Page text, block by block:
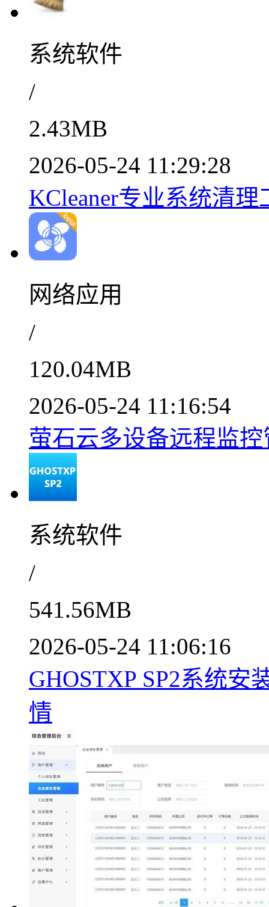
系统软件
/
2.43MB
2026-05-24 11:29:28
KCleaner专业系统清
网络应用
/
120.04MB
2026-05-24 11:16:54
萤石云多设备远程监
系统软件
/
541.56MB
2026-05-24 11:06:16
GHOSTXP SP2系统安
情